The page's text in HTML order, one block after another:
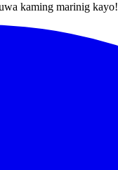
kaming marinig kayo!